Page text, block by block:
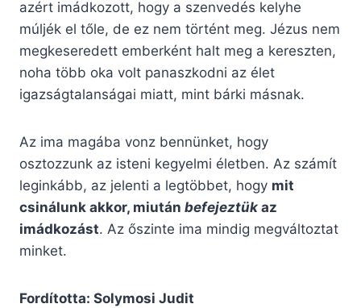
azért imádkozott, hogy a szenvedés kelyhe
múljék el tőle, de ez nem történt meg. Jézus nem
megkeseredett emberként halt meg a kereszten,
noha több oka volt panaszkodni az élet
igazságtalanságai miatt, mint bárki másnak.
Az ima magába vonz bennünket, hogy
osztozzunk az isteni kegyelmi életben. Az számít
leginkább, az jelenti a legtöbbet, hogy mit
csinálunk akkor, miután befejeztük az
imádkozást. Az őszinte ima mindig megváltoztat
minket.
Fordította: Solymosi Judit